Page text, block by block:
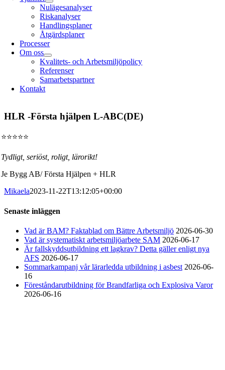
Nulägesanalyser
Riskanalyser
Handlingsplaner
Åtgärdsplaner
Processer
Om oss
Kvalitets- och Arbetsmiljöpolicy
Referenser
Samarbetspartner
Kontakt
HLR -Första hjälpen L-ABC(DE)
⭐⭐⭐⭐⭐
Tydligt, seriöst, roligt, lärorikt!
Je Bygg AB/ Första Hjälpen + HLR
Mikaela2023-11-22T13:12:05+00:00
Senaste inläggen
Vad är BAM? Faktablad om Bättre Arbetsmiljö 2026-06-30
Vad är systematiskt arbetsmiljöarbete SAM 2026-06-17
Är fallskyddsutbildning ett lagkrav? Detta gäller enligt nya
AFS 2026-06-17
Sommarkampanj vår lärarledda utbildning i asbest 2026-06-
16
Föreståndarutbildning för Brandfarliga och Explosiva Varor
2026-06-16